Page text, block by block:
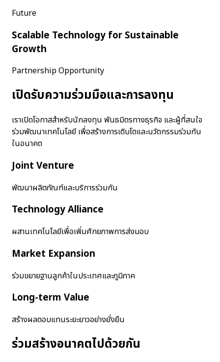
Future
Scalable Technology for Sustainable
Growth
Partnership Opportunity
เปิดรับความร่วมมือและการลงทุน
เราเปิดโอกาสสำหรับนักลงทุน พันธมิตรทางธุรกิจ และผู้ที่สนใจ
ร่วมพัฒนาเทคโนโลยี เพื่อสร้างการเติบโตและนวัตกรรมร่วมกัน
ในอนาคต
Joint Venture
พัฒนาผลิตภัณฑ์และบริการร่วมกัน
Technology Alliance
ผสานเทคโนโลยีเพื่อเพิ่มศักยภาพการส่งมอบ
Market Expansion
ร่วมขยายฐานลูกค้าในประเทศและภูมิภาค
Long-term Value
สร้างผลตอบแทนระยะยาวอย่างยั่งยืน
ร่วมสร้างอนาคตไปด้วยกัน